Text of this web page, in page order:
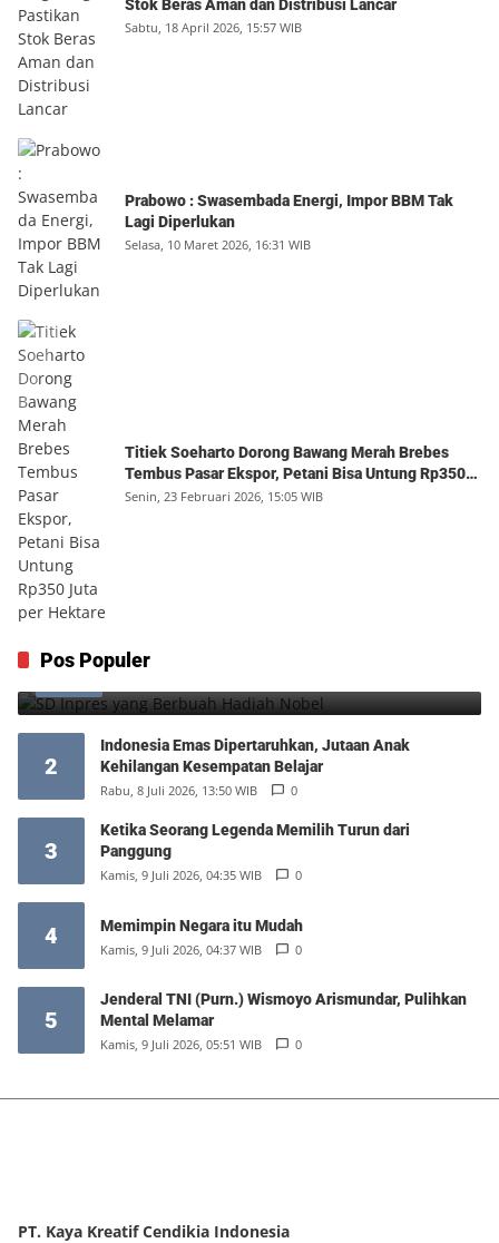
Stok Beras Aman dan Distribusi Lancar
Sabtu, 18 April 2026, 15:57 WIB
Prabowo : Swasembada Energi, Impor BBM Tak
Lagi Diperlukan
Selasa, 10 Maret 2026, 16:31 WIB
Titiek Soeharto Dorong Bawang Merah Brebes
Tembus Pasar Ekspor, Petani Bisa Untung Rp350
Juta per Hektare
Senin, 23 Februari 2026, 15:05 WIB
Pos Populer
1 SD Inpres yang Berbuah Hadiah Nobel
2
Indonesia Emas Dipertaruhkan, Jutaan Anak
Kehilangan Kesempatan Belajar
Rabu, 8 Juli 2026, 13:50 WIB 0
3
Ketika Seorang Legenda Memilih Turun dari
Panggung
Kamis, 9 Juli 2026, 04:35 WIB 0
4 Memimpin Negara itu Mudah
Kamis, 9 Juli 2026, 04:37 WIB 0
5
Jenderal TNI (Purn.) Wismoyo Arismundar, Pulihkan
Mental Melamar
Kamis, 9 Juli 2026, 05:51 WIB 0
PT. Kaya Kreatif Cendikia Indonesia